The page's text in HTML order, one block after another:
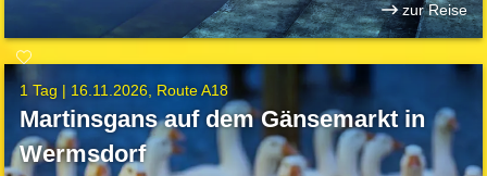
zur Reise
1 Tag | 16.11.2026 Route A18
Martinsgans auf dem Gänsemarkt in
Wermsdorf